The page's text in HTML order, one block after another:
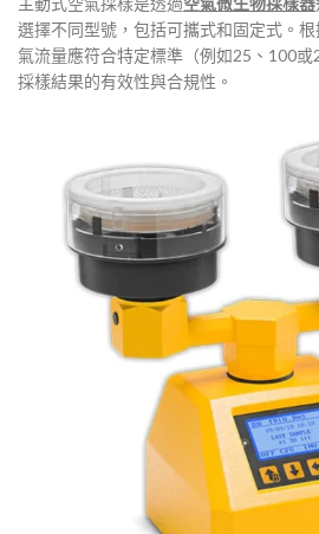
選擇不同型號，包括可攜式和固定式。
氣流量應符合特定標準（例如25、100
採樣結果的有效性與合規性。